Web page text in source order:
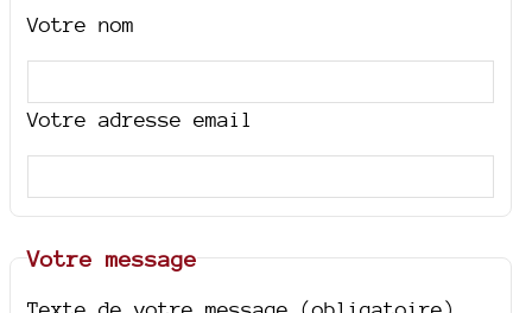
Votre nom
Votre adresse email
Votre message